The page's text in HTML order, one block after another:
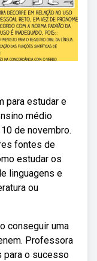
para estudar e
médio
de novembro.
fontes de
estudar os
linguagens e
ou
conseguir uma
Professora
para o sucesso